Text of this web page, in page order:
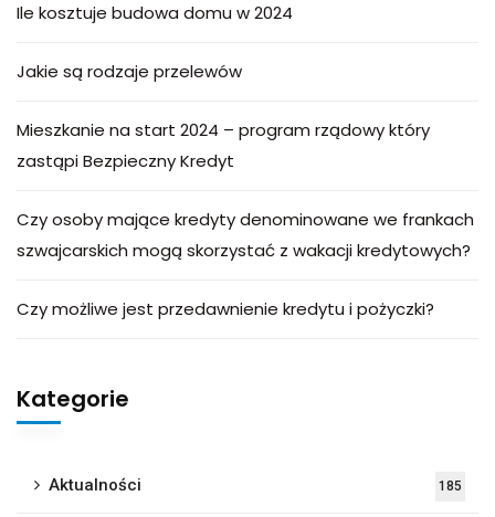
Ile kosztuje budowa domu w 2024
Jakie są rodzaje przelewów
Mieszkanie na start 2024 – program rządowy który
zastąpi Bezpieczny Kredyt
Czy osoby mające kredyty denominowane we frankach
szwajcarskich mogą skorzystać z wakacji kredytowych?
Czy możliwe jest przedawnienie kredytu i pożyczki?
Kategorie
Aktualności 185